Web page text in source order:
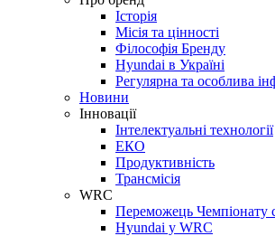
Історія
Місія та цінності
Філософія Бренду
Hyundai в Україні
Регулярна та особлива
Новини
Інновації
Інтелектуальні технології
ЕКО
Продуктивність
Трансмісія
WRC
Переможець Чемпіонату
Hyundai у WRC